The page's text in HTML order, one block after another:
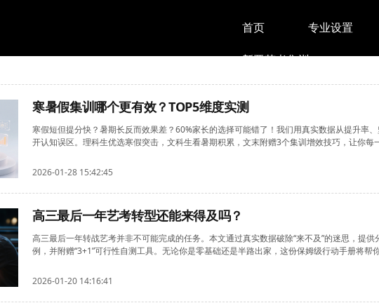
首页 专业设置
新亚艺考集训
寒暑假集训哪个更有效？TOP5维度实测
寒假短但提分快？暑期长反而效果差？60%家长的选择可能错了！我们用真实数据从提升率
开认知误区。理科生优选寒假突击，文科生看暑期积累，文末附赠3个集训增效技巧，让你每
2026-01-28 15:42:45
高三最后一年艺考转型还能来得及吗？
高三最后一年转战艺考并非不可能完成的任务。本文通过真实数据破除“来不及”的迷思，提
例，并附赠“3+1”可行性自测工具。无论你是零基础还是半路出家，这份保姆级行动手册将帮
2026-01-20 14:16:41